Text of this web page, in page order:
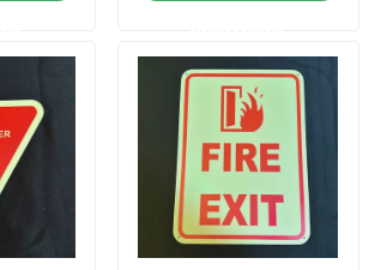
σύστημα σηματοδότησης
σημάδι εξόδων ασφάλειας
σημάδια πυρκαγιάς